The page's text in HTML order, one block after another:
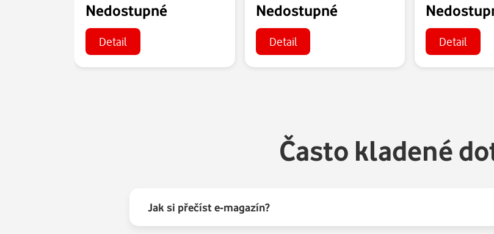
Nedostupné
Detail
Nedostupné
Detail Detail
Často kladené
Jak si přečíst e-magazín?